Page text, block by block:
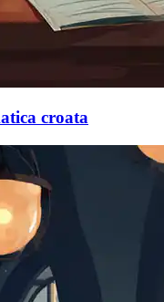
croata